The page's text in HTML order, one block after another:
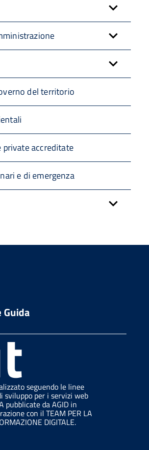
del territorio
accreditate
e di emergenza
Guida
seguendo le linee
sviluppo per i servizi web
pubblicate da AGID in
con il TEAM PER LA
DIGITALE.